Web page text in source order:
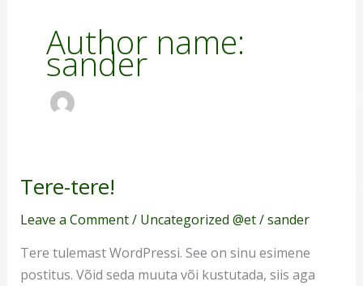
Author name:
sander
Tere-tere!
Leave a Comment/ Uncategorized @et/sander
Tere tulemast WordPressi. See on sinu esimene
postitus. Võid seda muuta või kustutada, siis aga
Tere-